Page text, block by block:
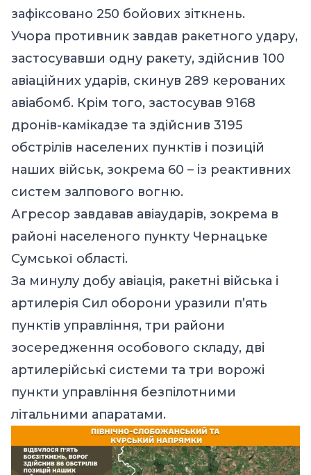
зафіксовано 250 бойових зіткнень.
Учора противник завдав ракетного удару,
застосувавши одну ракету, здійснив 100
авіаційних ударів, скинув 289 керованих
авіабомб. Крім того, застосував 9168
дронів-камікадзе та здійснив 3195
обстрілів населених пунктів і позицій
наших військ, зокрема 60 – із реактивних
систем залпового вогню.
Агресор завдавав авіаударів, зокрема в
районі населеного пункту Чернацьке
Сумської області.
За минулу добу авіація, ракетні війська і
артилерія Сил оборони уразили п’ять
пунктів управління, три райони
зосередження особового складу, дві
артилерійські системи та три ворожі
пункти управління безпілотними
літальними апаратами.